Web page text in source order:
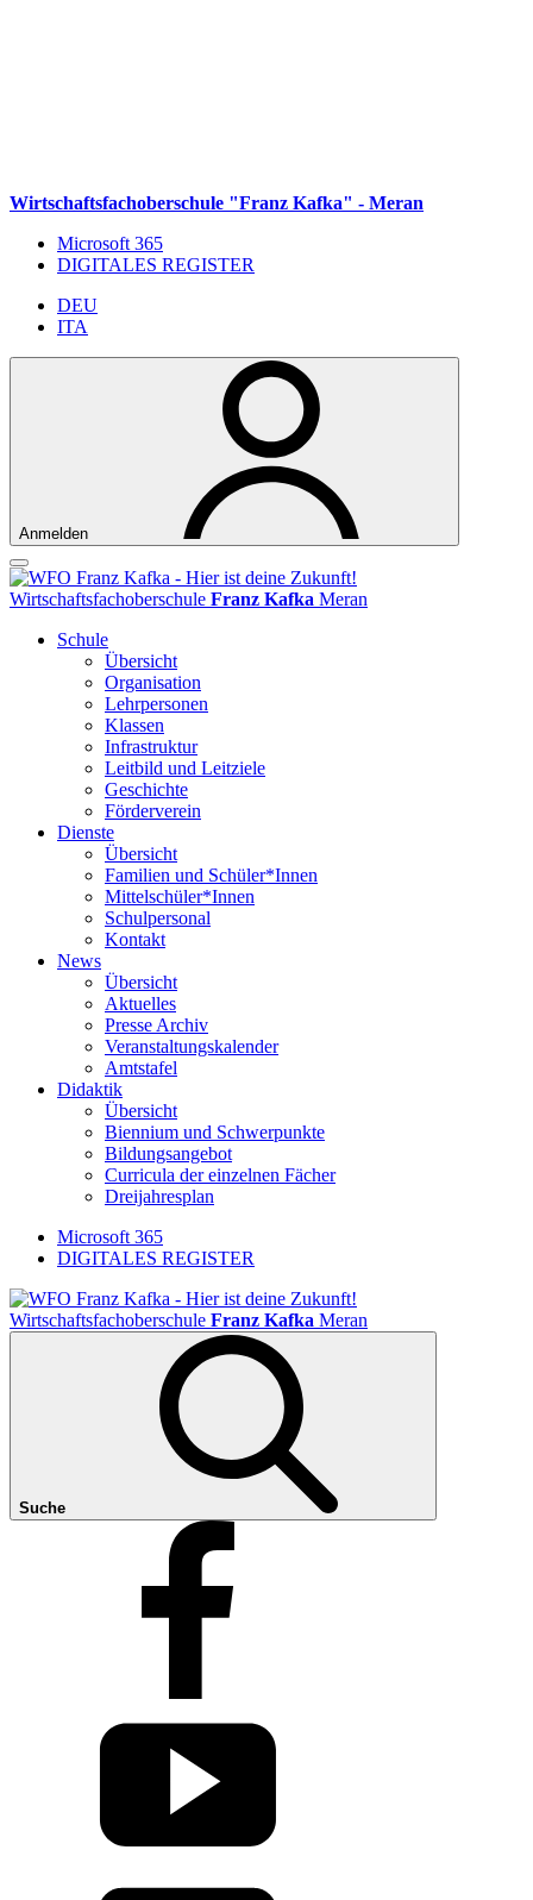
Weiter zum Inhalt
Zum Navigationsmenü gehen
Zur Fußzeile springen
Wirtschaftsfachoberschule "Franz Kafka" - Meran
Microsoft 365
DIGITALES REGISTER
DEU
ITA
Anmelden
Wirtschaftsfachoberschule Franz Kafka Meran
Schule
Übersicht
Organisation
Lehrpersonen
Klassen
Infrastruktur
Leitbild und Leitziele
Geschichte
Förderverein
Dienste
Übersicht
Familien und Schüler*Innen
Mittelschüler*Innen
Schulpersonal
Kontakt
News
Übersicht
Aktuelles
Presse Archiv
Veranstaltungskalender
Amtstafel
Didaktik
Übersicht
Biennium und Schwerpunkte
Bildungsangebot
Curricula der einzelnen Fächer
Dreijahresplan
Microsoft 365
DIGITALES REGISTER
Wirtschaftsfachoberschule Franz Kafka Meran
Suche